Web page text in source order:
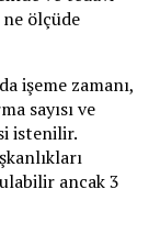
ölçüde
işeme zamanı,
sayısı ve
istenilir.
ancak 3